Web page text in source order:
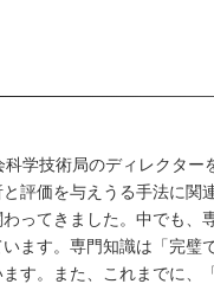
学技術局のディレクタ
評価を与えうる手法に関
わってきました。中でも
います。専門知識は「完
す。また、これまでに、